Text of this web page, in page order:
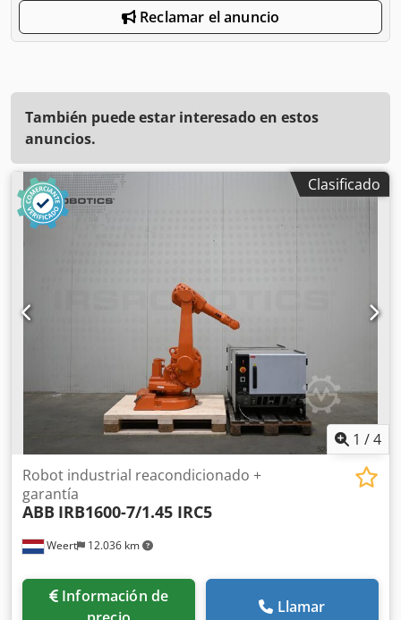
Reclamar el anuncio
También puede estar interesado en estos
anuncios.
Clasificado
1 /4
Weert 12.036 km
Robot industrial reacondicionado +
garantía
ABB IRB1600-7/1.45 IRC5
Información de
Llamar